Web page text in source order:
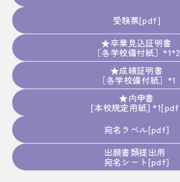
受験票
★卒業見込証明書
［各学校備付紙］*1*2
★成績証明書
［各学校備付紙］*1
★内申書
[本校規定用紙] *1
宛名ラベル
出願書類提出用
宛名シート